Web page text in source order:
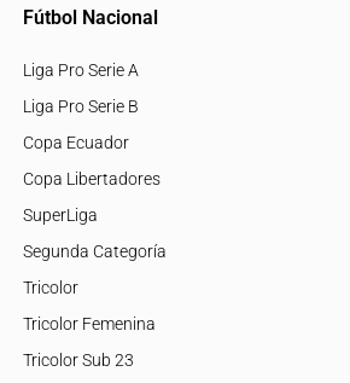
Fútbol Nacional
Liga Pro Serie A
Liga Pro Serie B
Copa Ecuador
Copa Libertadores
SuperLiga
Segunda Categoría
Tricolor
Tricolor Femenina
Tricolor Sub 23